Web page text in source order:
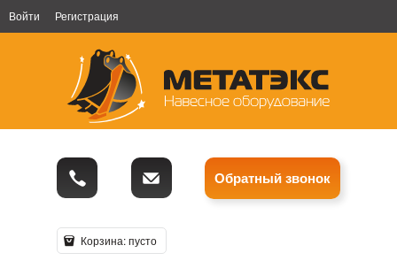
Войти Регистрация
Обратный звонок
Корзина:пусто